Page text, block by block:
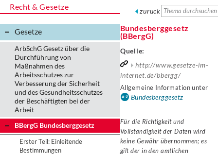
Recht & Gesetze
Gesetze
ArbSchG Gesetz über die
Durchführung von
Maßnahmen des
Arbeitsschutzes zur
Verbesserung der Sicherheit
und des Gesundheitsschutzes
der Beschäftigten bei der
Arbeit
BBergG Bundesberggesetz
Erster Teil: Einleitende
Bestimmungen
zurück
Bundesberggesetz
(BBergG)
Quelle:
http://www.gesetze-im-
internet.de/bbergg/
Allgemeine Information unter
Bundesberggesetz
Für die Richtigkeit und
Vollständigkeit der Daten wird
keine Gewähr übernommen; es
gilt der in den amtlichen